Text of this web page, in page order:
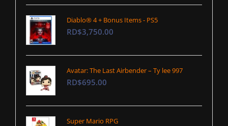
Diablo® 4 + Bonus Items - PS5
RD$3,750.00
Avatar: The Last Airbender – Ty lee 997
RD$695.00
Super Mario RPG